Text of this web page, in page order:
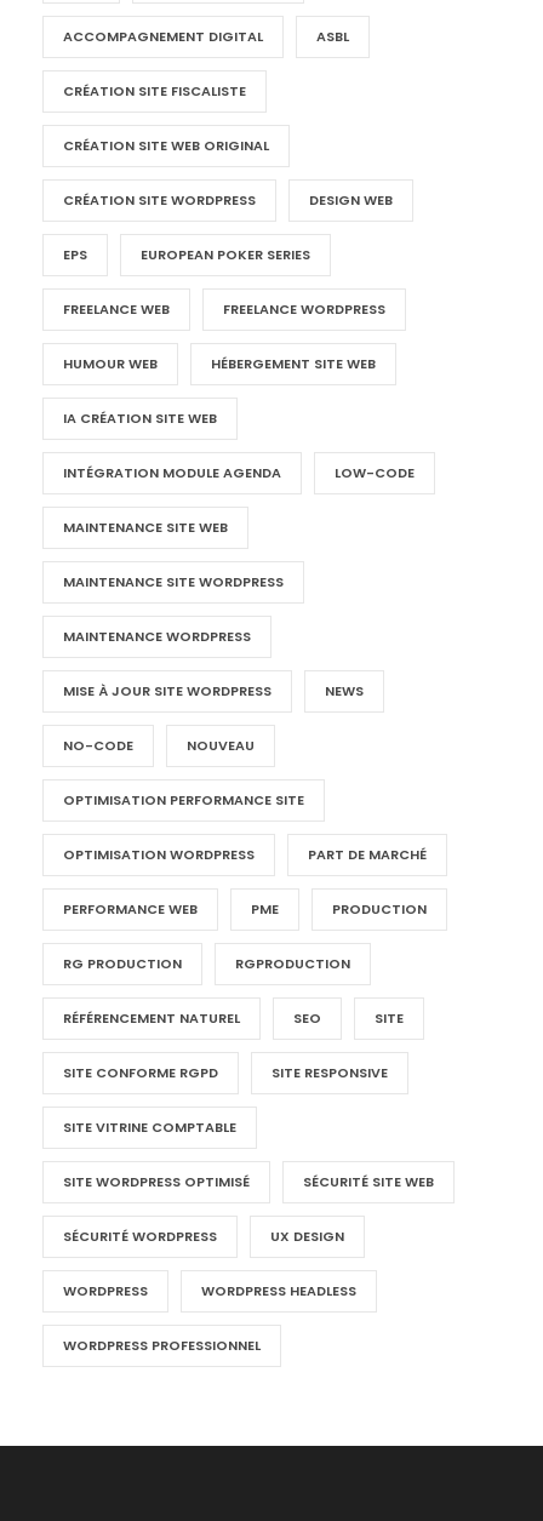
ACCOMPAGNEMENT DIGITAL ASBL
CRÉATION SITE FISCALISTE
CRÉATION SITE WEB ORIGINAL
CRÉATION SITE WORDPRESS DESIGN WEB
EPS EUROPEAN POKER SERIES
FREELANCE WEB FREELANCE WORDPRESS
HUMOUR WEB HÉBERGEMENT SITE WEB
IA CRÉATION SITE WEB
INTÉGRATION MODULE AGENDA LOW-CODE
MAINTENANCE SITE WEB
MAINTENANCE SITE WORDPRESS
MAINTENANCE WORDPRESS
MISE À JOUR SITE WORDPRESS NEWS
NO-CODE NOUVEAU
OPTIMISATION PERFORMANCE SITE
OPTIMISATION WORDPRESS PART DE MARCHÉ
PERFORMANCE WEB PME PRODUCTION
RG PRODUCTION RGPRODUCTION
RÉFÉRENCEMENT NATUREL SEO SITE
SITE CONFORME RGPD SITE RESPONSIVE
SITE VITRINE COMPTABLE
SITE WORDPRESS OPTIMISÉ SÉCURITÉ SITE WEB
SÉCURITÉ WORDPRESS UX DESIGN
WORDPRESS WORDPRESS HEADLESS
WORDPRESS PROFESSIONNEL